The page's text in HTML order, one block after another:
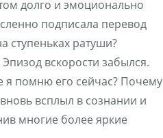
долго и эмоционально
подписала перевод
ступеньках ратуши?
вскорости забылся.
я помню его сейчас? Почему
всплыл в сознании и
многие более яркие